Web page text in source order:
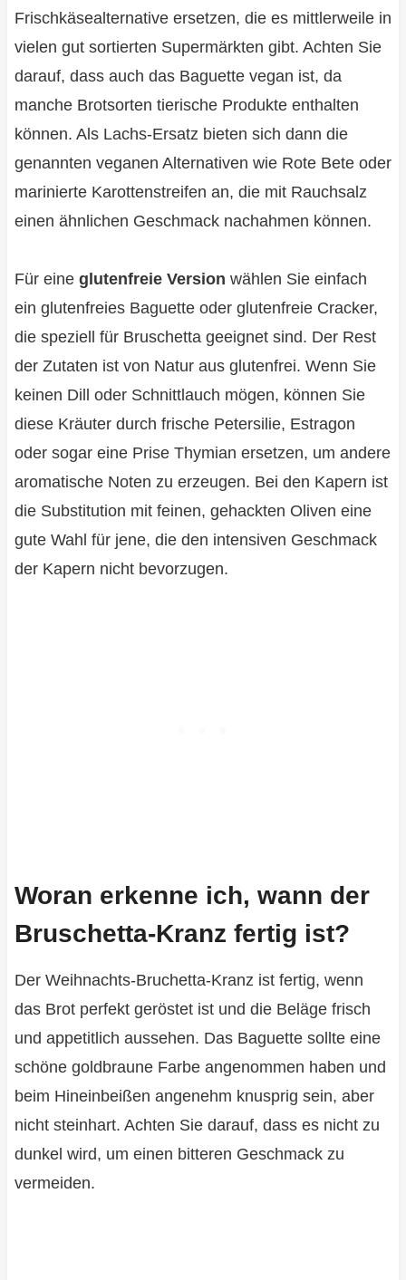
Frischkäsealternative ersetzen, die es mittlerweile in
vielen gut sortierten Supermärkten gibt. Achten Sie
darauf, dass auch das Baguette vegan ist, da
manche Brotsorten tierische Produkte enthalten
können. Als Lachs-Ersatz bieten sich dann die
genannten veganen Alternativen wie Rote Bete oder
marinierte Karottenstreifen an, die mit Rauchsalz
einen ähnlichen Geschmack nachahmen können.
Für eine glutenfreie Version wählen Sie einfach
ein glutenfreies Baguette oder glutenfreie Cracker,
die speziell für Bruschetta geeignet sind. Der Rest
der Zutaten ist von Natur aus glutenfrei. Wenn Sie
keinen Dill oder Schnittlauch mögen, können Sie
diese Kräuter durch frische Petersilie, Estragon
oder sogar eine Prise Thymian ersetzen, um andere
aromatische Noten zu erzeugen. Bei den Kapern ist
die Substitution mit feinen, gehackten Oliven eine
gute Wahl für jene, die den intensiven Geschmack
der Kapern nicht bevorzugen.
Woran erkenne ich, wann der
Bruschetta-Kranz fertig ist?
Der Weihnachts-Bruchetta-Kranz ist fertig, wenn
das Brot perfekt geröstet ist und die Beläge frisch
und appetitlich aussehen. Das Baguette sollte eine
schöne goldbraune Farbe angenommen haben und
beim Hineinbeißen angenehm knusprig sein, aber
nicht steinhart. Achten Sie darauf, dass es nicht zu
dunkel wird, um einen bitteren Geschmack zu
vermeiden.